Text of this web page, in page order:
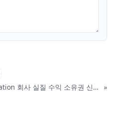
Beneficial Ownership Information 회사 실질 수익 소유권 신고 개시 2024년 1월 1일
»